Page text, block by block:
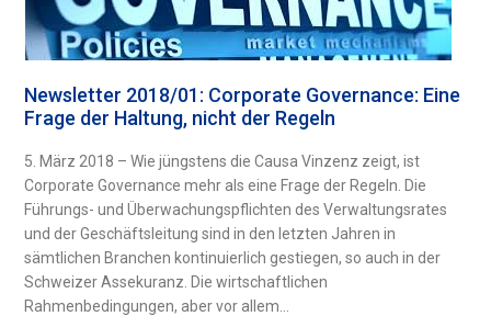
Newsletter 2018/01: Corporate Governance: Eine
Frage der Haltung, nicht der Regeln
5. März 2018 – Wie jüngstens die Causa Vinzenz zeigt, ist
Corporate Governance mehr als eine Frage der Regeln. Die
Führungs- und Überwachungspflichten des Verwaltungsrates
und der Geschäftsleitung sind in den letzten Jahren in
sämtlichen Branchen kontinuierlich gestiegen, so auch in der
Schweizer Assekuranz. Die wirtschaftlichen
Rahmenbedingungen, aber vor allem...